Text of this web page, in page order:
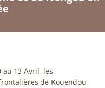
13 Avril, les
de Kouendou